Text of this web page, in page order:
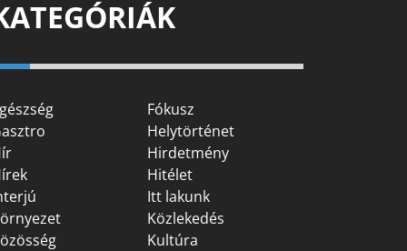
Fókusz
Helytörténet
Hirdetmény
Hitélet
Itt lakunk
Közlekedés
Kultúra